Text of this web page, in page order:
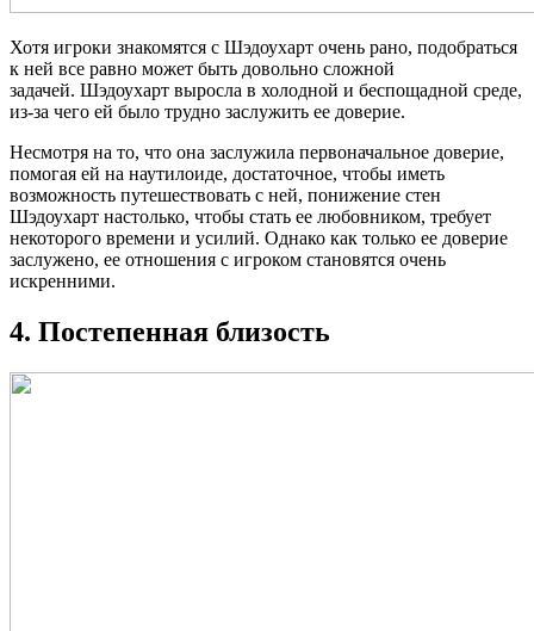
Хотя игроки знакомятся с Шэдоухарт очень рано, подобраться
к ней все равно может быть довольно сложной
задачей. Шэдоухарт выросла в холодной и беспощадной среде,
из-за чего ей было трудно заслужить ее доверие.
Несмотря на то, что она заслужила первоначальное доверие,
помогая ей на наутилоиде, достаточное, чтобы иметь
возможность путешествовать с ней, понижение стен
Шэдоухарт настолько, чтобы стать ее любовником, требует
некоторого времени и усилий. Однако как только ее доверие
заслужено, ее отношения с игроком становятся очень
искренними.
4. Постепенная близость